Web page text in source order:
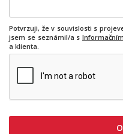
Potvrzuji, že v souvislosti s
jsem se seznámil/a s
a klienta.